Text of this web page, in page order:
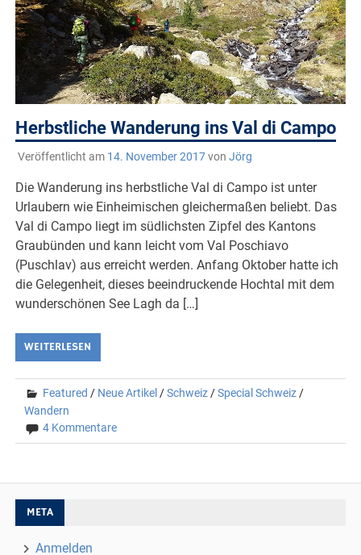
Herbstliche Wanderung ins Val di Campo
Veröffentlicht am 14. November 2017von Jörg
Die Wanderung ins herbstliche Val di Campo ist unter
Urlaubern wie Einheimischen gleichermaßen beliebt. Das
Val di Campo liegt im südlichsten Zipfel des Kantons
Graubünden und kann leicht vom Val Poschiavo
(Puschlav) aus erreicht werden. Anfang Oktober hatte ich
die Gelegenheit, dieses beeindruckende Hochtal mit dem
wunderschönen See Lagh da […]
WEITERLESEN
Featured / Neue Artikel /Schweiz /Special Schweiz /
Wandern
4 Kommentare
META
Anmelden